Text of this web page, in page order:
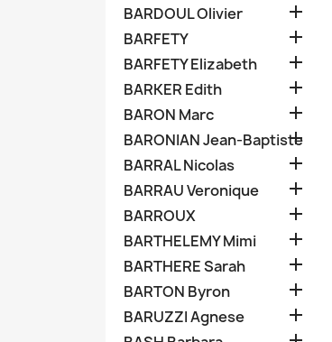
BARDOUL Olivier 
BARFETY 
BARFETY Elizabeth 
BARKER Edith 
BARON Marc 
BARONIAN Jean-Baptiste

BARRAL Nicolas 
BARRAU Veronique 
BARROUX 
BARTHELEMY Mimi 
BARTHERE Sarah 
BARTON Byron 
BARUZZI Agnese 